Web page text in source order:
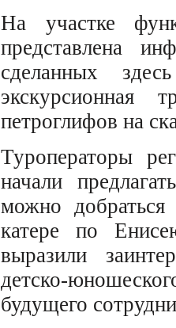
На участке
представлена
сделанных
экскурсионная
петроглифов на
Туроператоры
начали
можно
катере по
выразили
детско-
будущего